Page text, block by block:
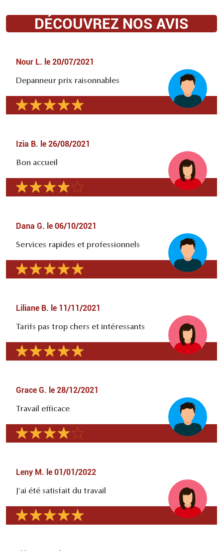
DÉCOUVREZ NOS AVIS
Nour L. le 20/07/2021
Depanneur prix raisonnables
Izia B. le 26/08/2021
Bon accueil
Dana G. le 06/10/2021
Services rapides et professionnels
Liliane B. le 11/11/2021
Tarifs pas trop chers et intéressants
Grace G. le 28/12/2021
Travail efficace
Leny M. le 01/01/2022
J'ai été satisfait du travail